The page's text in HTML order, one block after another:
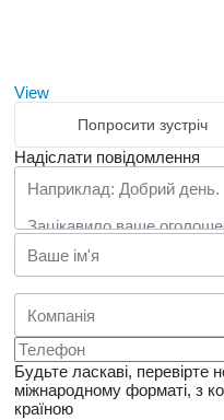
View
Попросити зустріч
Надіслати повідомлення
Будьте ласкаві, перевірте
міжнародному форматі, з
країною